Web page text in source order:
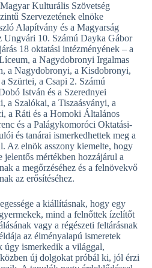
Kulturális Szövetség
Szervezetének elnöke
Alapítvány és a Magyarság
Ungvári 10. Számú Dayka Gábor
18 oktatási intézményének – a
a Nagydobronyi Irgalmas
a Nagydobronyi, a Kisdobronyi,
Szürtei, a Csapi 2. Számú
István és a Szerednyei
a Szalókai, a Tiszaásványi, a
a Ráti és a Homoki Általános
és a Palágykomoróci Oktatási-
és tanárai ismerkedhettek meg a
Az elnök asszony kiemelte, hogy
mértékben hozzájárul a
a megőrzéséhez és a felnövekvő
az erősítéséhez.
a kiállításnak, hogy egy
mind a felnőttek ízelítőt
vagy a régészeti feltárásnak
az élményalapú ismeretek
úgy ismerkedik a világgal,
új dolgokat próbál ki, jól érzi